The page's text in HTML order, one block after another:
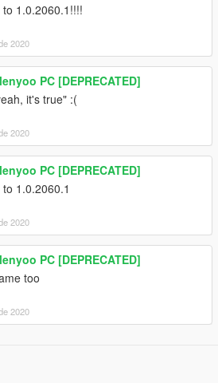
1.0.2060.1!!!!
2020
PC [DEPRECATED]
it's true" :(
2020
PC [DEPRECATED]
1.0.2060.1
2020
PC [DEPRECATED]
too
2020